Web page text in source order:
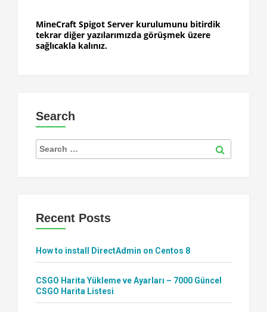
MineCraft Spigot Server kurulumunu bitirdik
tekrar diğer yazılarımızda görüşmek üzere
sağlıcakla kalınız.
Search
Recent Posts
How to install DirectAdmin on Centos 8
CSGO Harita Yükleme ve Ayarları – 7000 Güncel
CSGO Harita Listesi